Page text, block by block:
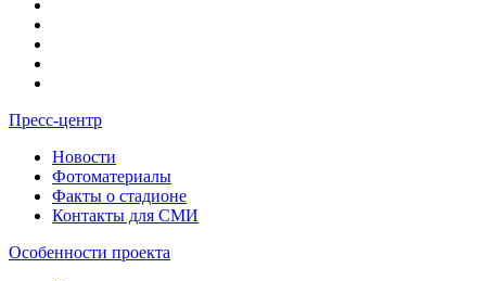
Пресс-центр
Новости
Фотоматериалы
Факты о стадионе
Контакты для СМИ
Особенности проекта